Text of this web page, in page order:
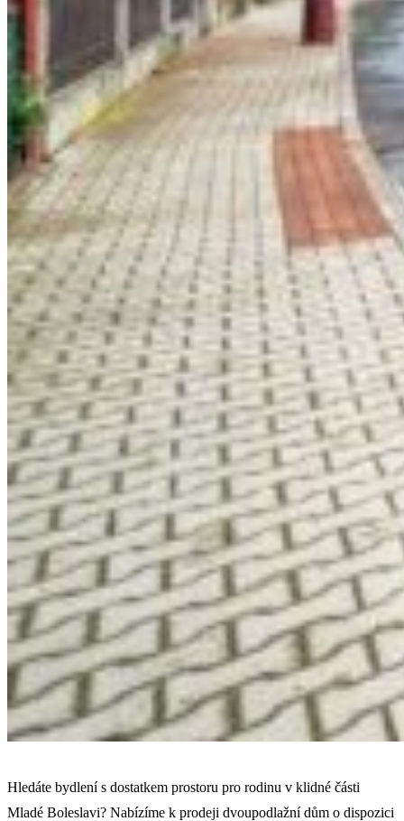
Hledáte bydlení s dostatkem prostoru pro rodinu v klidné části
Mladé Boleslavi? Nabízíme k prodeji dvoupodlažní dům o dispozici